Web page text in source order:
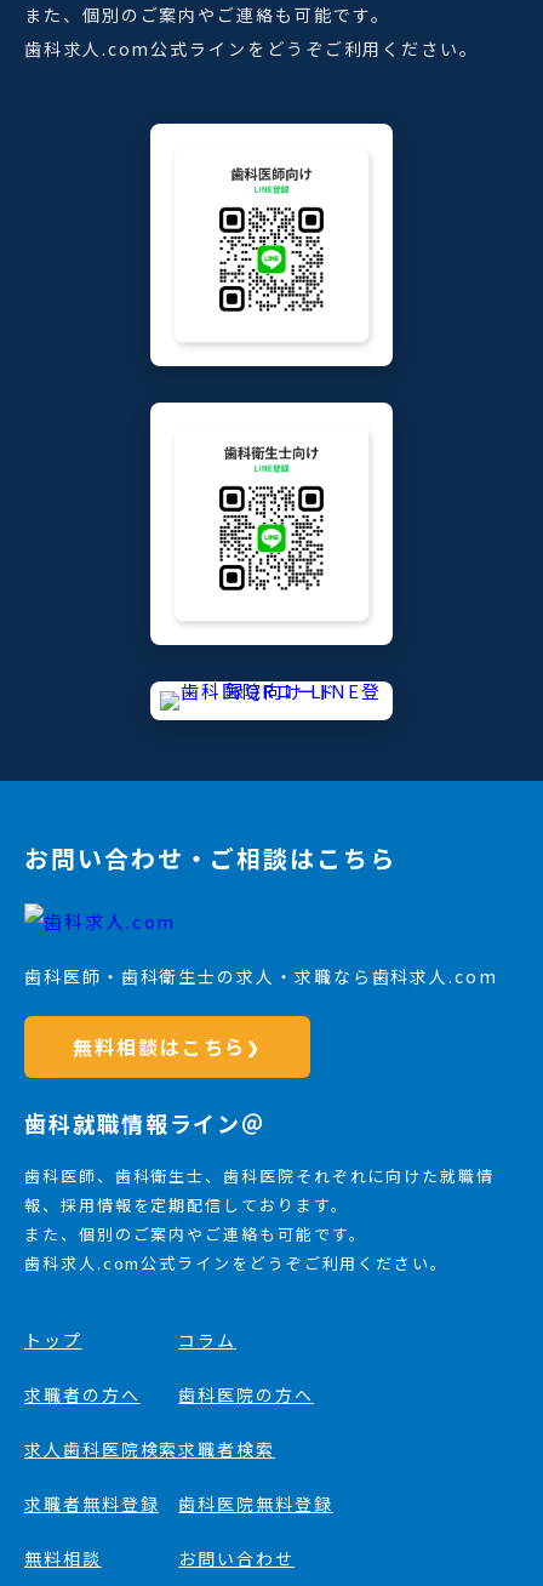
また、個別のご案内やご連絡も可能です。
歯科求人.com公式ラインをどうぞご利用ください。
お問い合わせ・ご相談はこちら
歯科医師・歯科衛生士の求人・求職なら歯科求人.com
無料相談はこちら ❯
歯科就職情報ライン＠
歯科医師、歯科衛生士、歯科医院それぞれに向けた就職情
報、採用情報を定期配信しております。
また、個別のご案内やご連絡も可能です。
歯科求人.com公式ラインをどうぞご利用ください。
トップ
求職者の方へ
求人歯科医院検索
求職者無料登録
無料相談
コラム
歯科医院の方へ
求職者検索
歯科医院無料登録
お問い合わせ